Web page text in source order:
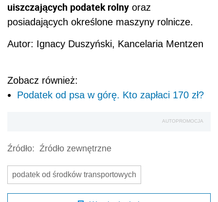
uiszczających podatek rolny oraz
posiadających określone maszyny rolnicze.
Autor: Ignacy Duszyński, Kancelaria Mentzen
Zobacz również:
Podatek od psa w górę. Kto zapłaci 170 zł?
AUTOPROMOCJA
Źródło: Źródło zewnętrzne
podatek od środków transportowych